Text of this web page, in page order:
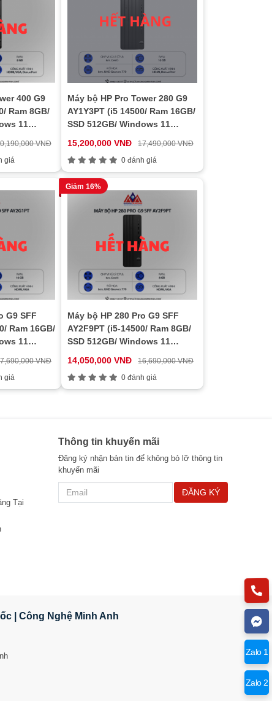
400 G9
Ram 8GB/
11
VNĐ
giá
Máy bộ HP Pro Tower 280 G9
AY1Y3PT (i5 14500/ Ram 16GB/
SSD 512GB/ Windows 11
15,200,000 VNĐ
17,490,000 VNĐ
0 đánh giá
G9 SFF
Ram 16GB/
11
VNĐ
giá
Giảm 16%
Máy bộ HP 280 Pro G9 SFF
AY2F9PT (i5-14500/ Ram 8GB/
SSD 512GB/ Windows 11
14,050,000 VNĐ
16,690,000 VNĐ
0 đánh giá
Tại
Thông tin khuyến mãi
Đăng ký nhận bản tin để không bỏ lỡ thông tin
khuyến mãi
ĐĂNG KÝ
| Công Nghệ Minh Anh
Zalo 1
Zalo 2